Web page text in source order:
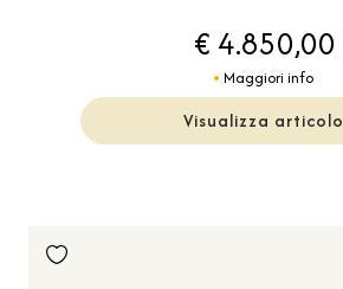
€ 4.850,00
Maggiori info
Visualizza articolo